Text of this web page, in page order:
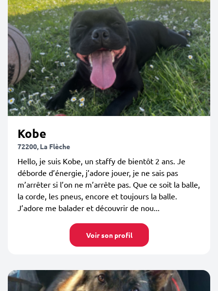
Kobe
72200, La Flèche
Hello, je suis Kobe, un staffy de bientôt 2 ans. Je
déborde d’énergie, j’adore jouer, je ne sais pas
m’arrêter si l’on ne m’arrête pas. Que ce soit la balle,
la corde, les pneus, encore et toujours la balle.
J’adore me balader et découvrir de nou...
Voir son profil